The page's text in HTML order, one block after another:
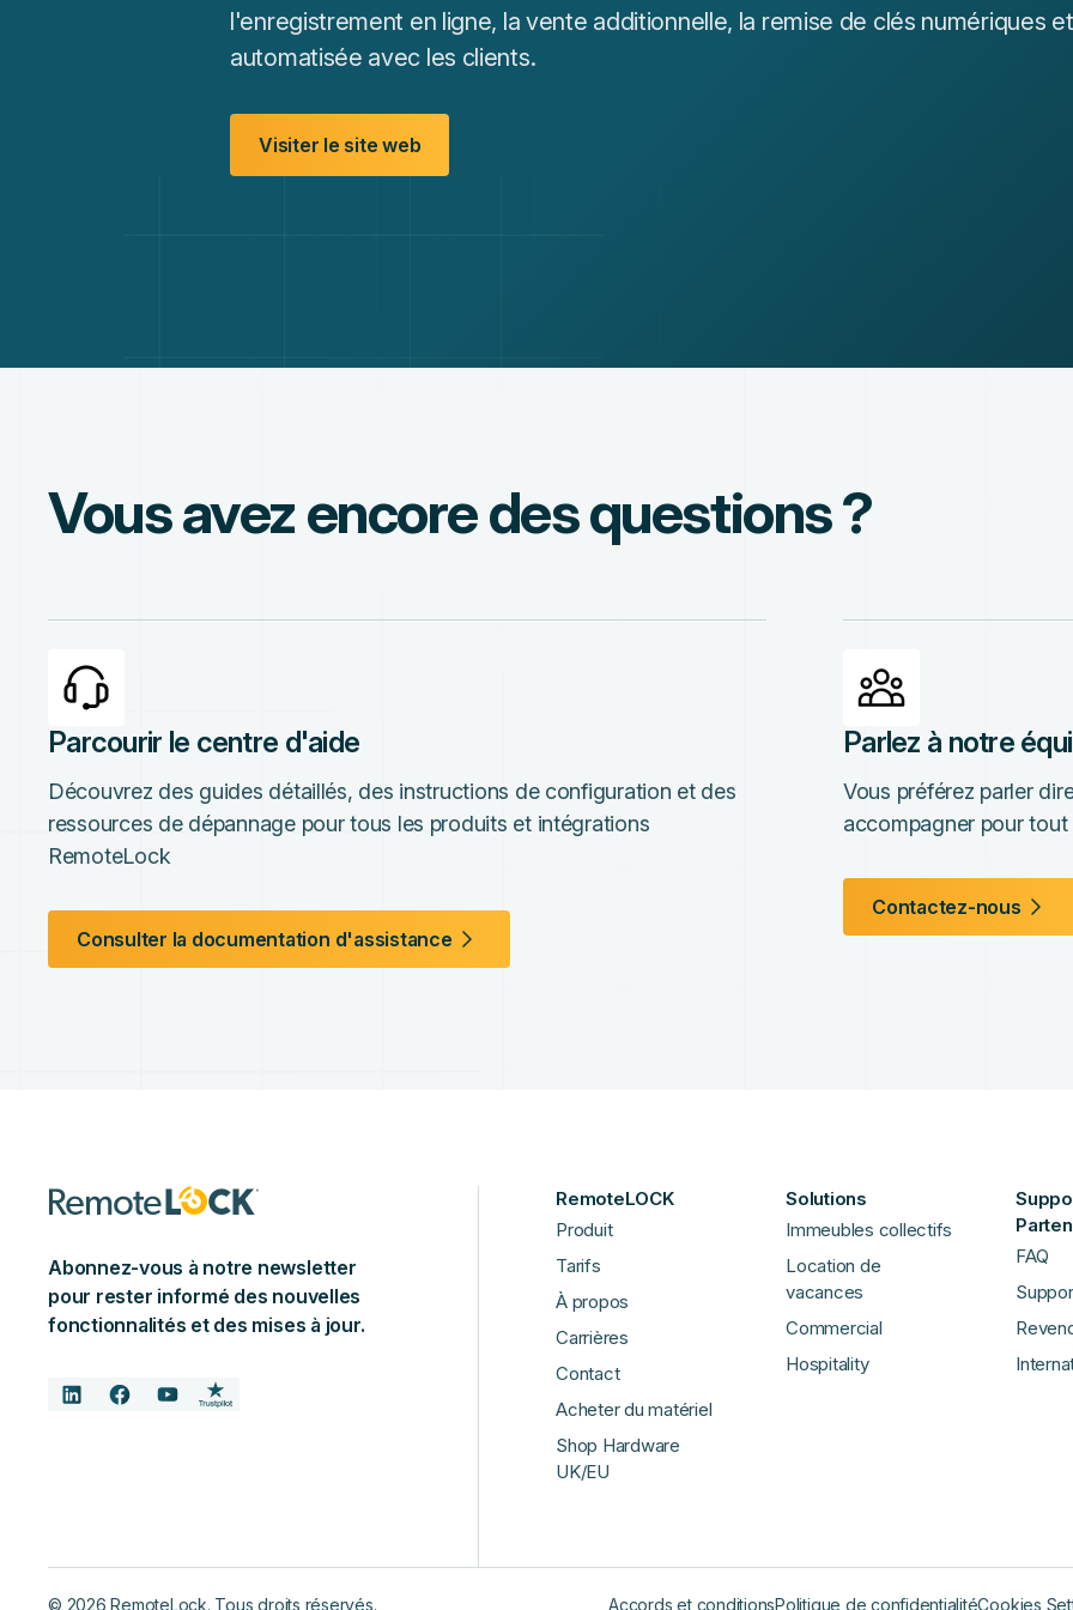
l'enregistrement en ligne, la vente additionnelle, la remise de clés numériques
automatisée avec les clients.
Visiter le site web
Vous avez encore des questions ?
Parcourir le centre d'aide
Découvrez des guides détaillés, des instructions de configuration et des
ressources de dépannage pour tous les produits et intégrations
RemoteLock
Consulter la documentation d'assistance
Parlez à notre
Vous préférez parler
accompagner pour
Contactez-nous
Abonnez-vous à notre newsletter
pour rester informé des nouvelles
fonctionnalités et des mises à jour.
RemoteLOCK
Produit
Tarifs
À propos
Carrières
Contact
Acheter du matériel
Shop Hardware
UK/EU
Solutions
Immeubles collectifs
Location de
vacances
Commercial
Hospitality
FAQ
© 2026 RemoteLock. Tous droits réservés. Accords et conditionsPolitique de confidentialitéCookies